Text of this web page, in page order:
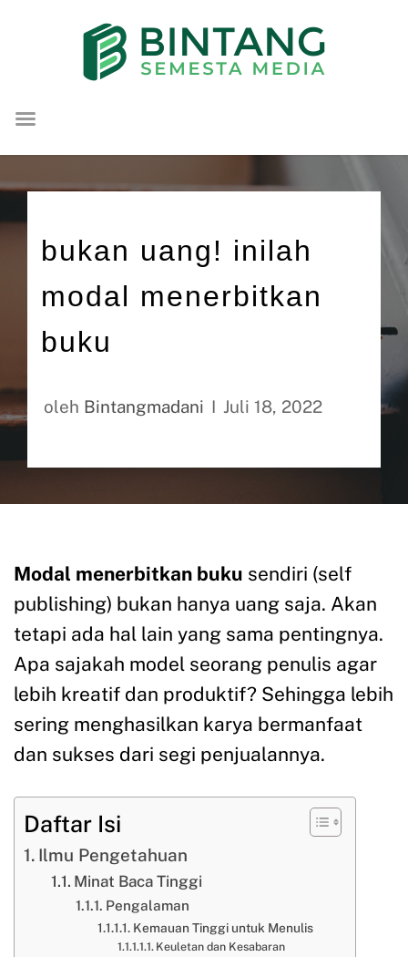
konten
bukan uang! inilah
modal menerbitkan
buku
oleh Bintangmadani Juli 18, 2022
Modal menerbitkan buku sendiri (self
publishing) bukan hanya uang saja. Akan
tetapi ada hal lain yang sama pentingnya.
Apa sajakah model seorang penulis agar
lebih kreatif dan produktif? Sehingga lebih
sering menghasilkan karya bermanfaat
dan sukses dari segi penjualannya.
Daftar Isi
Ilmu Pengetahuan
Minat Baca Tinggi
Pengalaman
Kemauan Tinggi untuk Menulis
Keuletan dan Kesabaran